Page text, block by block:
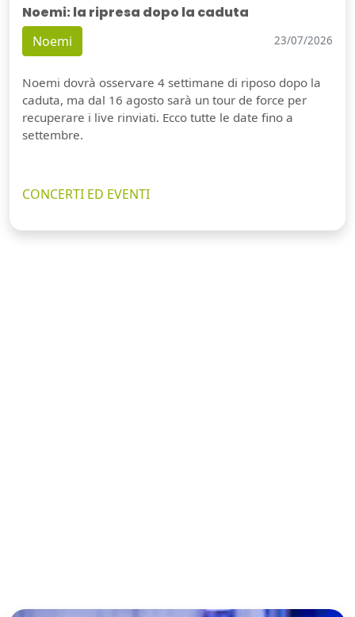
Noemi: la ripresa dopo la caduta
Noemi 23/07/2026
Noemi dovrà osservare 4 settimane di riposo dopo la
caduta, ma dal 16 agosto sarà un tour de force per
recuperare i live rinviati. Ecco tutte le date fino a
settembre.
CONCERTI ED EVENTI